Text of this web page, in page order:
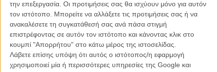
την επεξεργασία. Οι προτιμήσεις σας θα ισχύουν μόνο για αυτόν
τον ιστότοπο. Μπορείτε να αλλάξετε τις προτιμήσεις σας ή να
ανακαλέσετε τη συγκατάθεσή σας ανά πάσα στιγμή
επιστρέφοντας σε αυτόν τον ιστότοπο και κάνοντας κλικ στο
κουμπί "Απορρήτου" στο κάτω μέρος της ιστοσελίδας.
Λάβετε επίσης υπόψη ότι αυτός ο ιστότοπος/η εφαρμογή
χρησιμοποιεί μία ή περισσότερες υπηρεσίες της Google και
Οταν όμως η θανατηφόρα, ραγδαία μεταδιδόμενη τρομώδης νόσος
θα προσβάλει τα τα πρόβατα του Κίντι, όλα τα κοπάδια της
κοιλάδας θα πρέπει να θανατωθούν. Τα δυο αδέλφια θα
προσπαθήσουν να αντιμετωπίσουν αυτή την προοπτική το καθένα
με τον δικό του τρόπο και στην πορεία θα αναγκαστούν να έρθουν